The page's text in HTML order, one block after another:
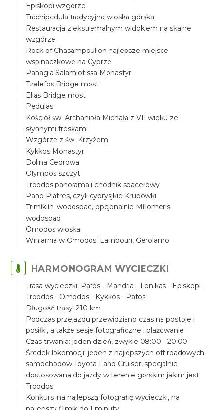
Episkopi wzgórze
Trachipedula tradycyjna wioska górska
Restauracja z ekstremalnym widokiem na skalne
wzgórze
Rock of Chasampoulion najlepsze miejsce
wspinaczkowe na Cyprze
Panagia Salamiotissa Monastyr
Tzelefos Bridge most
Elias Bridge most
Pedulas
Kościół św. Archanioła Michała z VII wieku ze
słynnymi freskami
Wzgórze z św. Krzyżem
Kykkos Monastyr
Dolina Cedrowa
Olympos szczyt
Troodos panorama i chodnik spacerowy
Pano Platres, czyli cyprysjkie Krupówki
Trimiklini wodospad, opcjonalnie Millomeris
wodospad
Omodos wioska
Winiarnia w Omodos: Lambouri, Gerolamo
HARMONOGRAM WYCIECZKI
Trasa wycieczki: Pafos - Mandria - Fonikas - Episkopi -
Troodos - Omodos - Kykkos - Pafos
Długość trasy: 210 km
Podczas przejazdu przewidziano czas na postoje i
posiłki, a także sesje fotograficzne i plażowanie
Czas trwania: jeden dzień, zwykle 08:00 - 20:00
Środek lokomocji: jeden z najlepszych off roadowych
samochodów Toyota Land Cruiser, specjalnie
dostosowana do jazdy w terenie górskim jakim jest
Troodos.
Konkurs: na najlepszą fotografię wycieczki, na